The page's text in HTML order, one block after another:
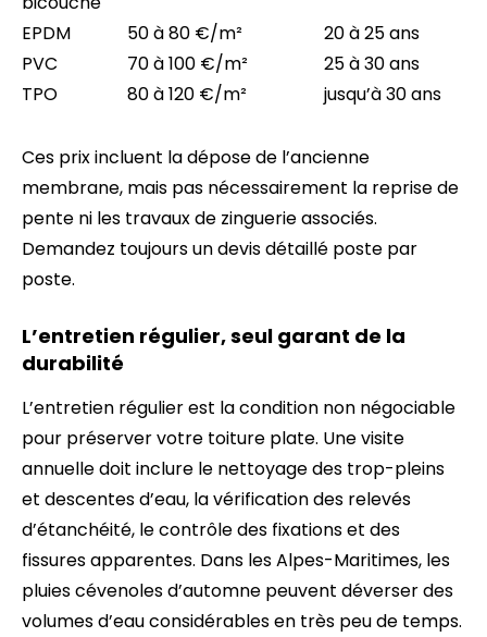
EPDM
50 à 80 €/m²
20 à 25 ans
PVC
70 à 100 €/m²
25 à 30 ans
TPO
80 à 120 €/m² jusqu’à 30 ans
Ces prix incluent la dépose de l’ancienne
membrane, mais pas nécessairement la reprise de
pente ni les travaux de zinguerie associés.
Demandez toujours un devis détaillé poste par
poste.
L’entretien régulier, seul garant de la
durabilité
L’entretien régulier est la condition non négociable
pour préserver votre toiture plate. Une visite
annuelle doit inclure le nettoyage des trop-pleins
et descentes d’eau, la vérification des relevés
d’étanchéité, le contrôle des fixations et des
fissures apparentes. Dans les Alpes-Maritimes, les
pluies cévenoles d’automne peuvent déverser des
volumes d’eau considérables en très peu de temps.